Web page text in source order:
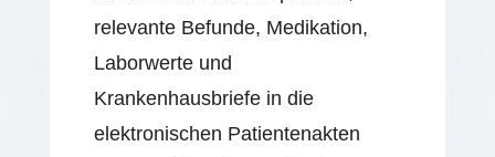
relevante Befunde, Medikation,
Laborwerte und
Krankenhausbriefe in die
elektronischen Patientenakten